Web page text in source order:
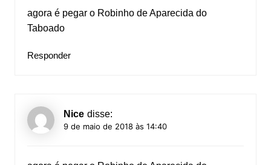
agora é pegar o Robinho de Aparecida do
Taboado
Responder
Nice disse:
9 de maio de 2018 às 14:40